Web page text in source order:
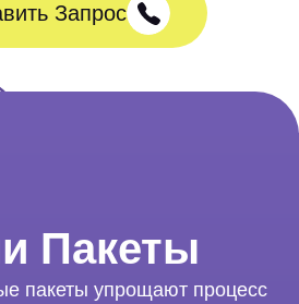
Запрос
Пакеты
пакеты упрощают процесс